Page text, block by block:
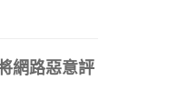
網路惡意評